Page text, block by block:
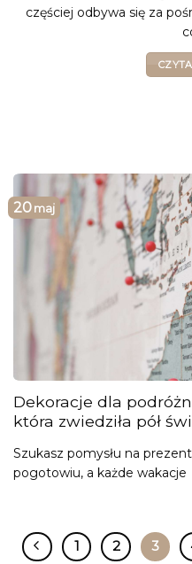
częściej odbywa się za
Dekoracje dla
która zwiedziła pół
Szukasz pomysłu na
pogotowiu, a każde wakacje
20 maj
1 2 3